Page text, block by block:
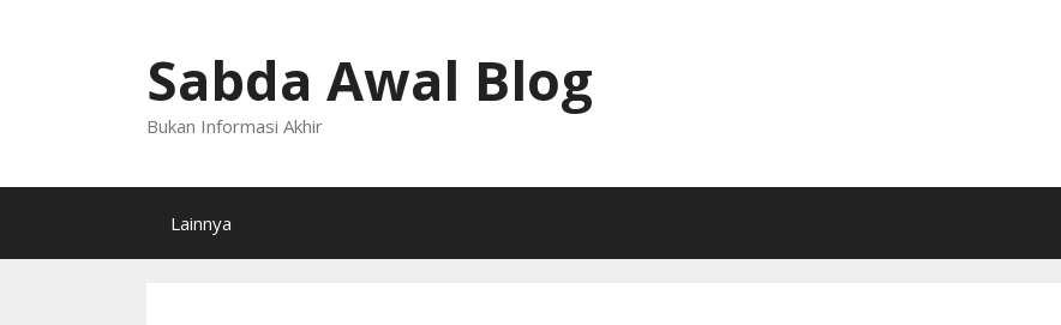
Sabda Awal Blog
Bukan Informasi Akhir
Lainnya